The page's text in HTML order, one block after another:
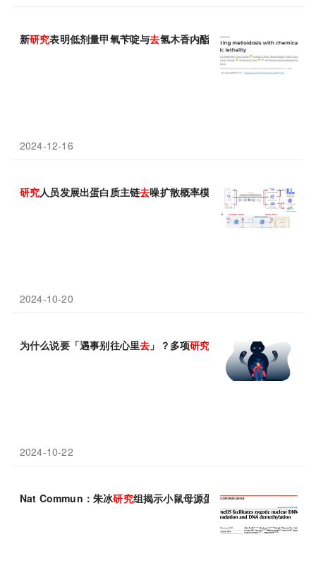
新研究表明低剂量甲氧苄啶与去氢木香内酯组合使用有望治疗致死
2024-12-16
研究人员发展出蛋白质主链去噪扩散概率模型
2024-10-20
为什么说要「遇事别往心里去 」？多项研究 证实：焦虑和愤怒会
2024-10-22
Nat Commun：朱冰研究组揭示小鼠母源蛋白Pramel15促进合子